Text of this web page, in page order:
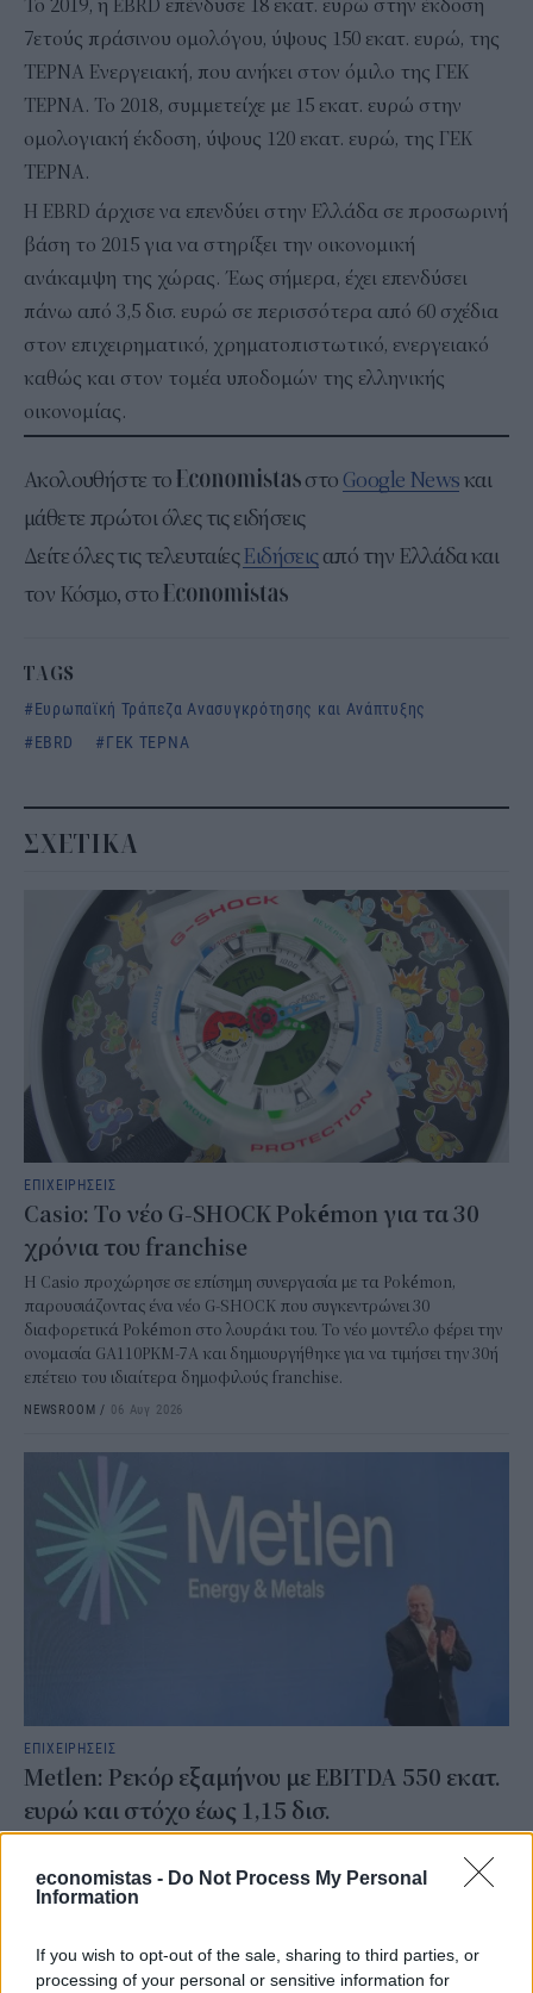
economistas - Do Not Process My Personal
Information
If you wish to opt-out of the sale, sharing to third parties, or
processing of your personal or sensitive information for
Το 2019, η EBRD επένδυσε 18 εκατ. ευρώ στην έκδοση
7ετούς πράσινου ομολόγου, ύψους 150 εκατ. ευρώ, της
ΤΕΡΝΑ Ενεργειακή, που ανήκει στον όμιλο της ΓΕΚ
ΤΕΡΝΑ. Το 2018, συμμετείχε με 15 εκατ. ευρώ στην
ομολογιακή έκδοση, ύψους 120 εκατ. ευρώ, της ΓΕΚ
ΤΕΡΝΑ.
Η EBRD άρχισε να επενδύει στην Ελλάδα σε προσωρινή
βάση το 2015 για να στηρίξει την οικονομική
ανάκαμψη της χώρας. Έως σήμερα, έχει επενδύσει
πάνω από 3,5 δισ. ευρώ σε περισσότερα από 60 σχέδια
στον επιχειρηματικό, χρηματοπιστωτικό, ενεργειακό
καθώς και στον τομέα υποδομών της ελληνικής
οικονομίας.
Ακολουθήστε το στο Google Newsκαι
μάθετε πρώτοι όλες τις ειδήσεις
Δείτε όλες τις τελευταίεςΕιδήσειςαπό την Ελλάδα και
τον Κόσμο, στο
TAGS
Ευρωπαϊκή Τράπεζα Ανασυγκρότησης και Ανάπτυξης
EBRD
ΓΕΚ ΤΕΡΝΑ
ΣΧΕΤΙΚΑ
ΕΠΙΧΕΙΡΗΣΕΙΣ
Casio: Το νέο G-SHOCK Pokémon για τα 30
χρόνια του franchise
Η Casio προχώρησε σε επίσημη συνεργασία με τα Pokémon,
παρουσιάζοντας ένα νέο G-SHOCK που συγκεντρώνει 30
διαφορετικά Pokémon στο λουράκι του. Το νέο μοντέλο φέρει την
ονομασία GA110PKM-7A και δημιουργήθηκε για να τιμήσει την 30ή
επέτειο του ιδιαίτερα δημοφιλούς franchise.
NEWSROOM / 06 Αυγ 2026
ΕΠΙΧΕΙΡΗΣΕΙΣ
Metlen: Ρεκόρ εξαμήνου με EBITDA 550 εκατ.
ευρώ και στόχο έως 1,15 δισ.
εξάμηνο του 2026, καταγράφοντας ιστορικά υψηλά επίπεδα σε
έσοδα, λειτουργική κερδοφορία και καθαρά κέρδη.